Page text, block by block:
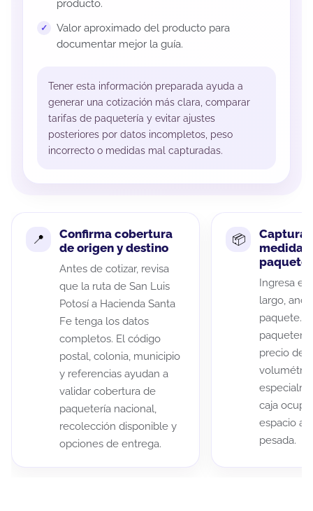
producto.
Valor aproximado del producto para
documentar mejor la guía.
Tener esta información preparada ayuda a
generar una cotización más clara, comparar
tarifas de paquetería y evitar ajustes
posteriores por datos incompletos, peso
incorrecto o medidas mal capturadas.
Confirma cobertura
de origen y destino
Antes de cotizar, revisa
que la ruta de San Luis
Potosí a Hacienda Santa
Fe tenga los datos
completos. El código
postal, colonia, municipio
y referencias ayudan a
validar cobertura de
paquetería nacional,
recolección disponible y
opciones de entrega.
Captura
medidas
paquete
Ingresa el
largo,
paquete.
precio de
caja
espacio
pesada.